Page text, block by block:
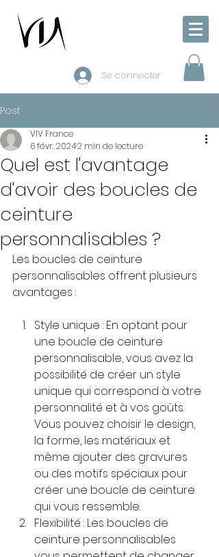
Se connecter
Post
Quel est l'avantage
d'avoir des boucles de
ceinture
personnalisables ?
VIV France
6 févr. 20242 min de lecture
Les boucles de ceinture
personnalisables offrent plusieurs
avantages :
Style unique : En optant pour
une boucle de ceinture
personnalisable, vous avez la
possibilité de créer un style
unique qui correspond à votre
personnalité et à vos goûts.
Vous pouvez choisir le design,
la forme, les matériaux et
même ajouter des gravures
ou des motifs spéciaux pour
créer une boucle de ceinture
qui vous ressemble.
Flexibilité : Les boucles de
ceinture personnalisables